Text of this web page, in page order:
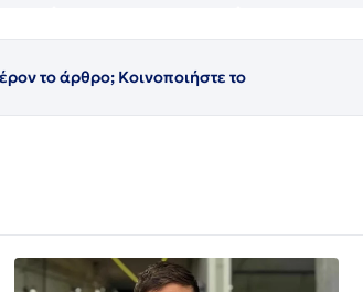
το άρθρο; Κοινοποιήστε το